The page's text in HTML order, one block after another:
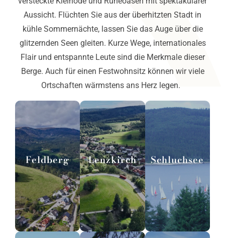
Aussicht. Flüchten Sie aus der überhitzten Stadt in
kühle Sommernächte, lassen Sie das Auge über die
glitzernden Seen gleiten. Kurze Wege, internationales
Flair und entspannte Leute sind die Merkmale dieser
Berge. Auch für einen Festwohnsitz können wir viele
Ortschaften wärmstens ans Herz legen.
Feldberg Lenzkirch Schluchsee